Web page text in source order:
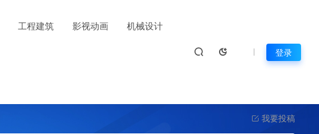
工程建筑 影视动画 机械设计
登录
我要投稿